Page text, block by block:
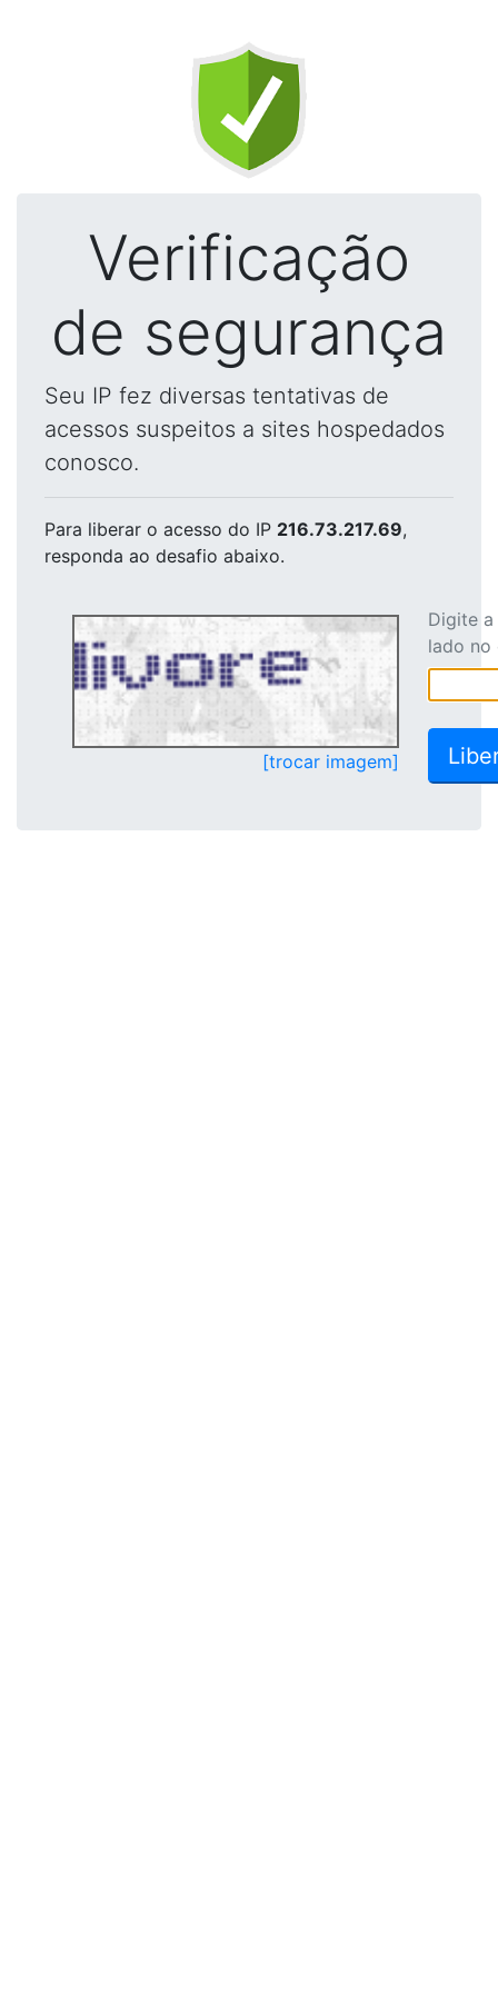
Verificação
de segurança
Seu IP fez diversas tentativas de
acessos suspeitos a sites hospedados
conosco.
Para liberar o acesso do IP 216.73.217.69,
responda ao desafio abaixo.
[trocar imagem]
Digite
lado no